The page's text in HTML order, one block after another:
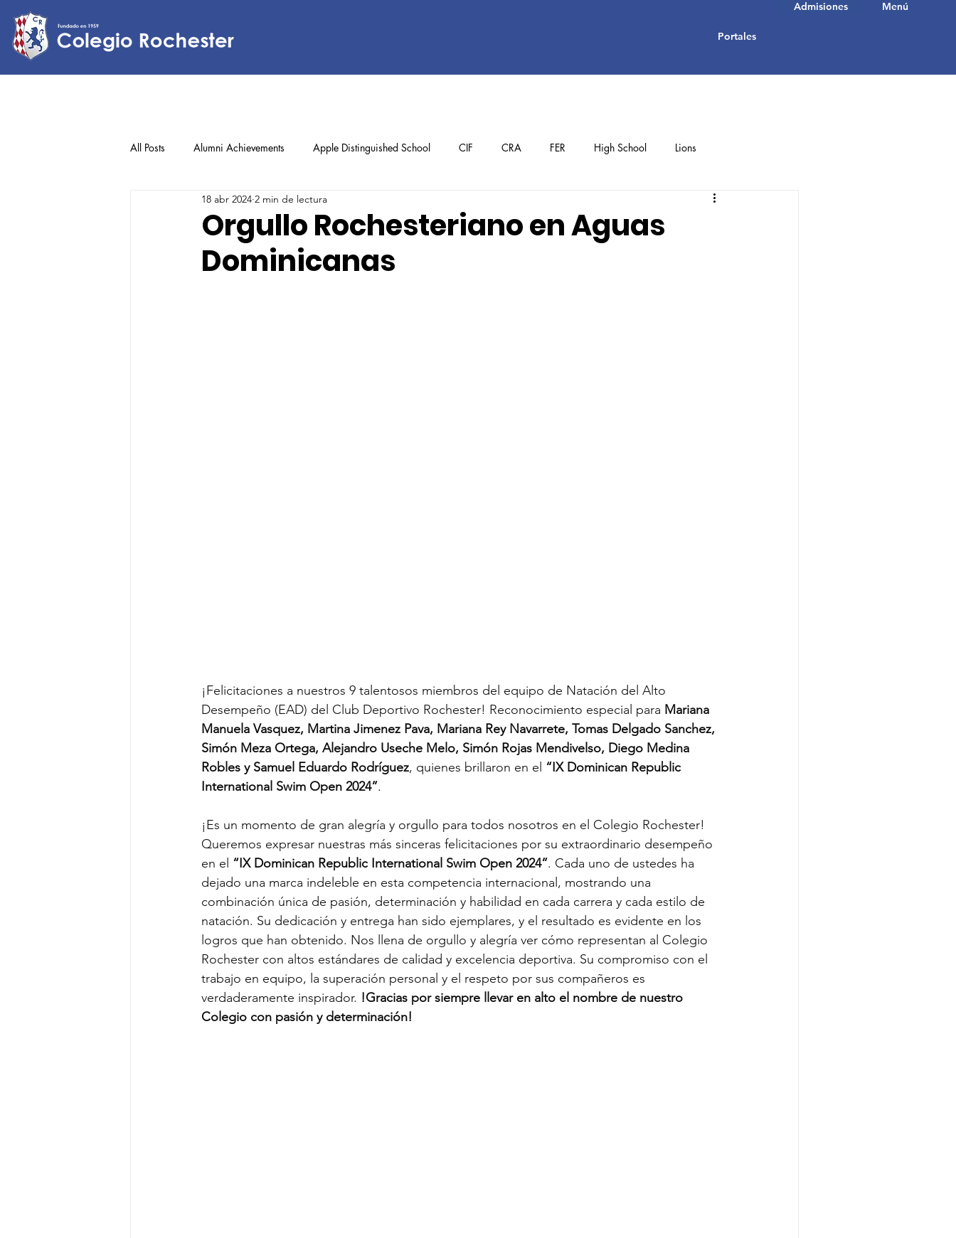
Portales
Menú
Admisiones
All Posts Alumni Achievements Apple Distinguished School CIF CRA FER High School Lions
Lower Elementary Middle School Student Achievements
Upper Elementary
Orgullo Rochesteriano en Aguas
Dominicanas
18 abr 2024 2 min de lectura
¡Felicitaciones a nuestros 9 talentosos miembros del equipo de Natación del Alto
Desempeño (EAD) del Club Deportivo Rochester! Reconocimiento especial para Mariana
Manuela Vasquez, Martina Jimenez Pava, Mariana Rey Navarrete, Tomas Delgado Sanchez,
Simón Meza Ortega, Alejandro Useche Melo, Simón Rojas Mendivelso, Diego Medina
Robles y Samuel Eduardo Rodríguez, quienes brillaron en el “IX Dominican Republic
International Swim Open 2024”.
¡Es un momento de gran alegría y orgullo para todos nosotros en el Colegio Rochester!
Queremos expresar nuestras más sinceras felicitaciones por su extraordinario desempeño
en el “IX Dominican Republic International Swim Open 2024”. Cada uno de ustedes ha
dejado una marca indeleble en esta competencia internacional, mostrando una
combinación única de pasión, determinación y habilidad en cada carrera y cada estilo de
natación. Su dedicación y entrega han sido ejemplares, y el resultado es evidente en los
logros que han obtenido. Nos llena de orgullo y alegría ver cómo representan al Colegio
Rochester con altos estándares de calidad y excelencia deportiva. Su compromiso con el
trabajo en equipo, la superación personal y el respeto por sus compañeros es
verdaderamente inspirador. !Gracias por siempre llevar en alto el nombre de nuestro
Colegio con pasión y determinación!